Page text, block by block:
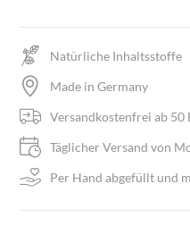
Natürliche Inhaltsstoffe
Made in Germany
Versandkostenfrei ab 50
Täglicher Versand von
Per Hand abgefüllt und